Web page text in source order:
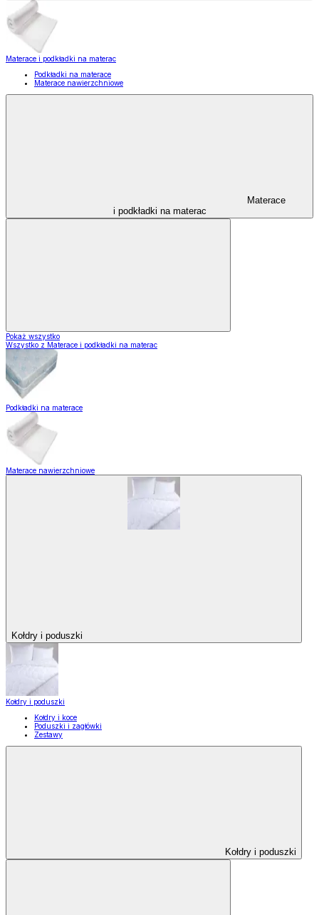
Materace i podkładki na materac
Podkładki na materace
Materace nawierzchniowe
Materace
i podkładki na materac
Pokaż wszystko
Wszystko z Materace i podkładki na materac
Podkładki na materace
Materace nawierzchniowe
Kołdry i poduszki
Kołdry i poduszki
Kołdry i koce
Poduszki i zagłówki
Zestawy
Kołdry i poduszki